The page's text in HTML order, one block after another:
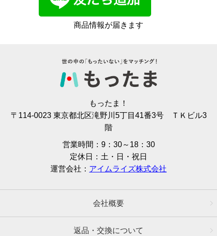
商品情報が届きます
もったま！
〒114-0023 東京都北区滝野川5丁目41番3号 ＴＫビル3
階
営業時間：9：30～18：30
定休日：土・日・祝日
運営会社： アイムライズ株式会社
会社概要
返品・交換について